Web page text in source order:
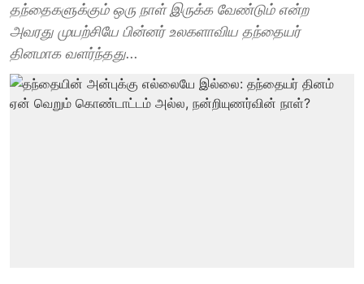
தந்தைகளுக்கும் ஒரு நாள் இருக்க வேண்டும் என்ற
அவரது முயற்சியே பின்னர் உலகளாவிய தந்தையர்
தினமாக வளர்ந்தது...